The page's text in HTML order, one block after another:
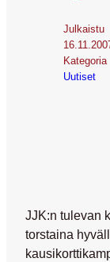
Julkaistu
Kategoria
Uutiset
JJK:n tulevan
torstaina